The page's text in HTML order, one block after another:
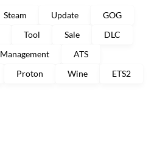
Steam Update
GOG
Tool Sale
DLC
Management
ATS
Proton Wine ETS2